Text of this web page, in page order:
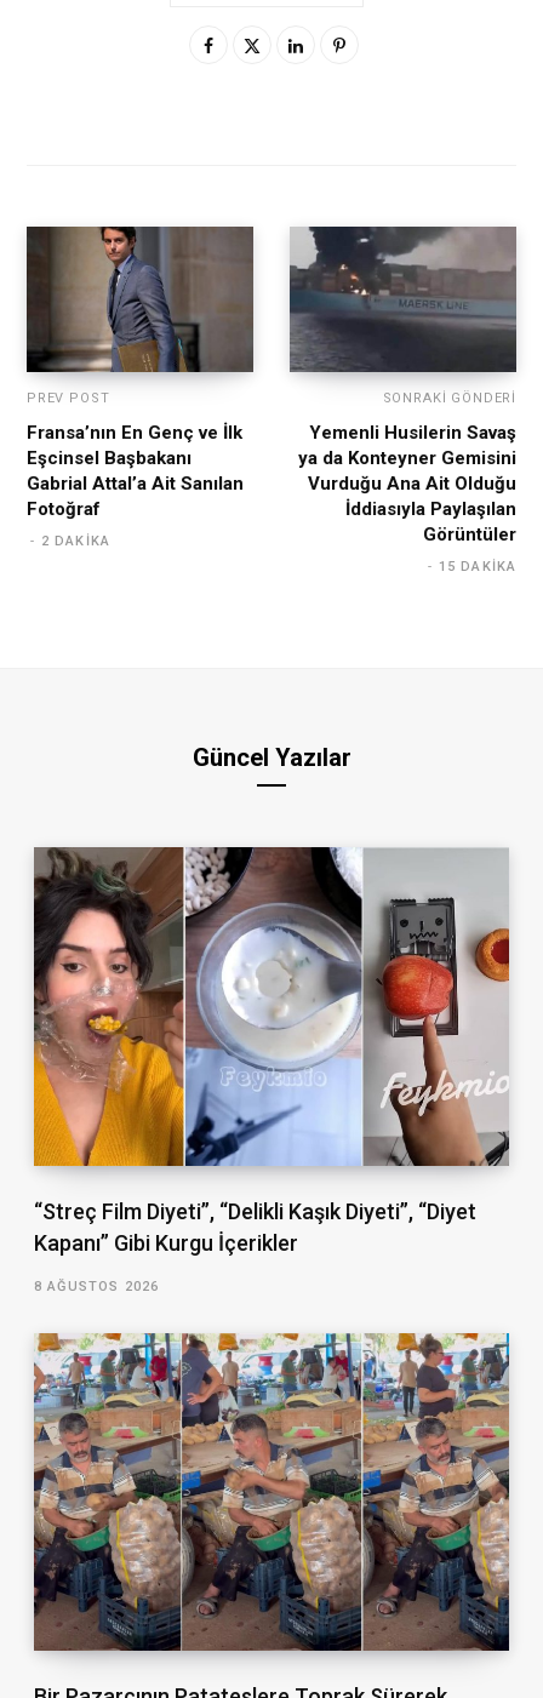
PREV POST
Fransa’nın En Genç ve İlk
Eşcinsel Başbakanı
Gabrial Attal’a Ait Sanılan
Fotoğraf
2 DAKIKA
SONRAKI GÖNDERI
Yemenli Husilerin Savaş
ya da Konteyner Gemisini
Vurduğu Ana Ait Olduğu
İddiasıyla Paylaşılan
Görüntüler
15 DAKIKA
Güncel Yazılar
“Streç Film Diyeti”, “Delikli Kaşık Diyeti”, “Diyet
Kapanı” Gibi Kurgu İçerikler
8 AĞUSTOS 2026